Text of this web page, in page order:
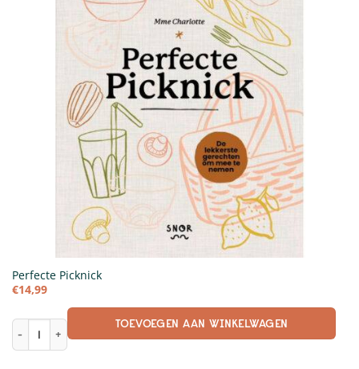
Perfecte Picknick
€14,99
Perfecte Picknick aantalTOEVOEGEN AAN WINKELWAGEN